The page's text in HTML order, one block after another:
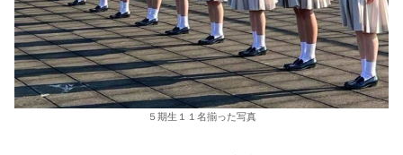
５期生１１名揃った写真